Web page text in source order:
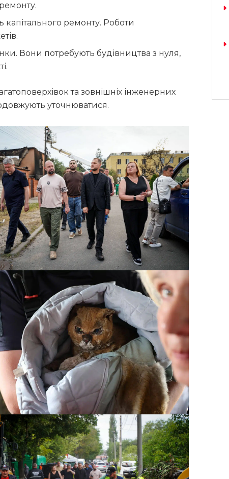
ремонту. Роботи
Вони потребують будівництва з нуля,
та зовнішніх інженерних
уточнюватися.